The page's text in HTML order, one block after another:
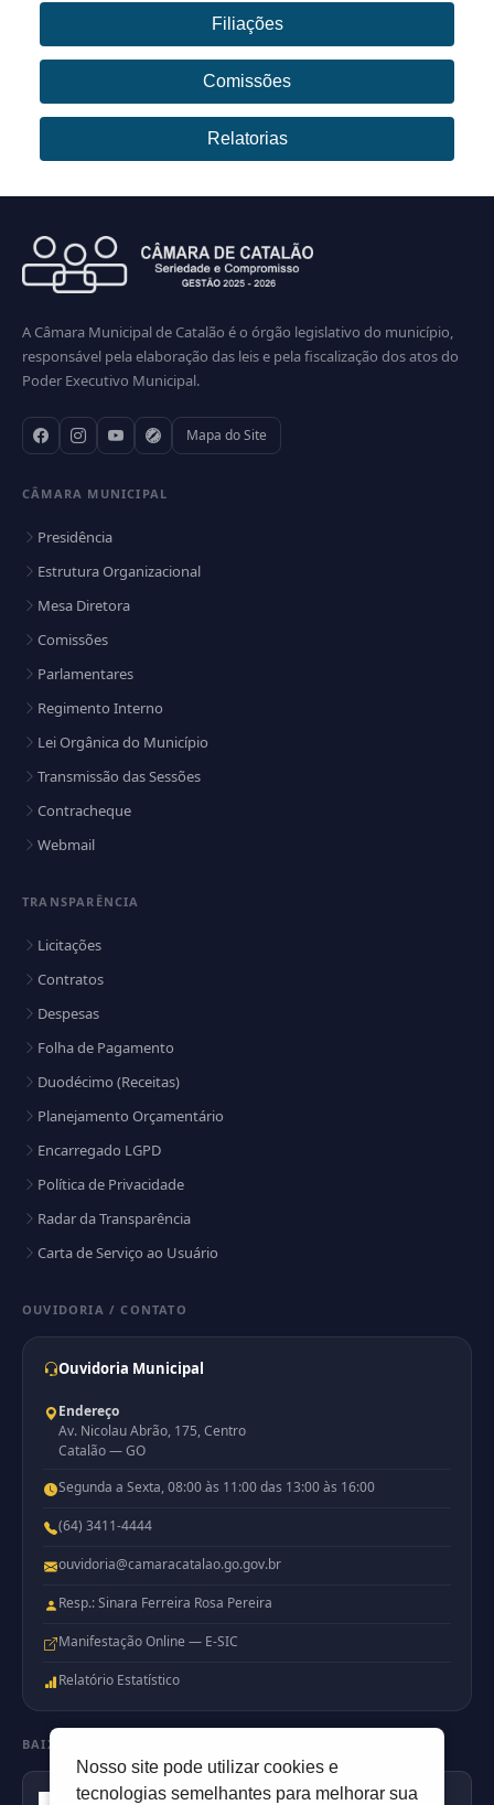
Filiações
Comissões
Relatorias
A Câmara Municipal de Catalão é o órgão legislativo do município,
responsável pela elaboração das leis e pela fiscalização dos atos do
Poder Executivo Municipal.
Mapa do Site
CÂMARA MUNICIPAL
Presidência
Estrutura Organizacional
Mesa Diretora
Comissões
Parlamentares
Regimento Interno
Lei Orgânica do Município
Transmissão das Sessões
Contracheque
Webmail
TRANSPARÊNCIA
Licitações
Contratos
Despesas
Folha de Pagamento
Duodécimo (Receitas)
Planejamento Orçamentário
Encarregado LGPD
Política de Privacidade
Radar da Transparência
Carta de Serviço ao Usuário
OUVIDORIA / CONTATO
Ouvidoria Municipal
Endereço
Av. Nicolau Abrão, 175, Centro
Catalão — GO
Segunda a Sexta, 08:00 às 11:00 das 13:00 às 16:00
(64) 3411-4444
ouvidoria@camaracatalao.go.gov.br
Resp.: Sinara Ferreira Rosa Pereira
Manifestação Online — E-SIC
Relatório Estatístico
BAIXE NOSSO APP
Disponível no
Nosso site pode utilizar cookies e
tecnologias semelhantes para melhorar sua